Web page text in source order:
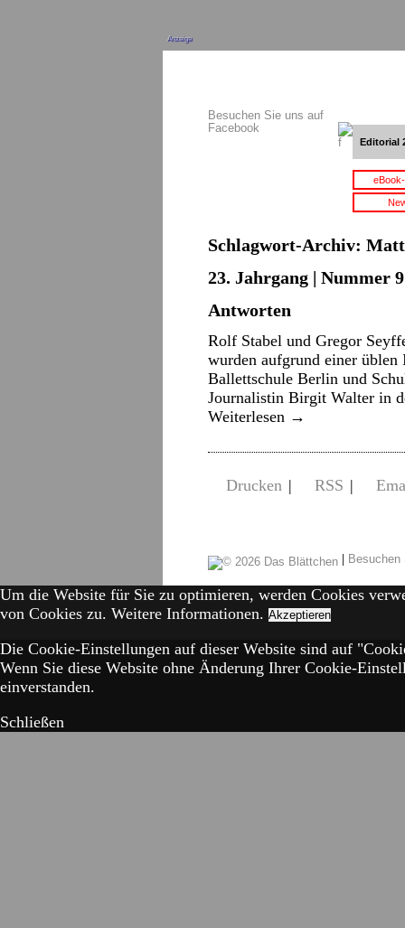
Anzeige
Besuchen Sie uns auf
Facebook
Editorial
Schlagwort-Archiv:
23. Jahrgang | Nummer
Antworten
Rolf Stabel und Gregor
wurden aufgrund einer
Ballettschule Berlin und
Journalistin Birgit Walter in
Weiterlesen →
Drucken | RSS |
|
Um die Website für Sie zu optimieren, werden Cookies
von Cookies zu. Weitere Informationen. Akzeptieren
Die Cookie-Einstellungen auf dieser Website sind auf
Wenn Sie diese Website ohne Änderung Ihrer Cookie-
einverstanden.
Schließen